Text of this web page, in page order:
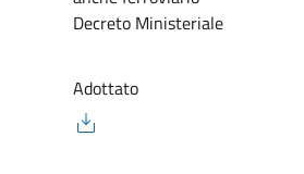
Decreto Ministeriale
Adottato